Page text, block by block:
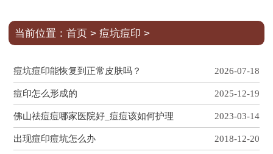
当前位置： 首页 > 痘坑痘印 >
痘坑痘印能恢复到正常皮肤吗？ 2026-07-18
痘印怎么形成的 2025-12-19
佛山祛痘痘哪家医院好_痘痘该如何护理 2023-03-14
出现痘印痘坑怎么办 2018-12-20